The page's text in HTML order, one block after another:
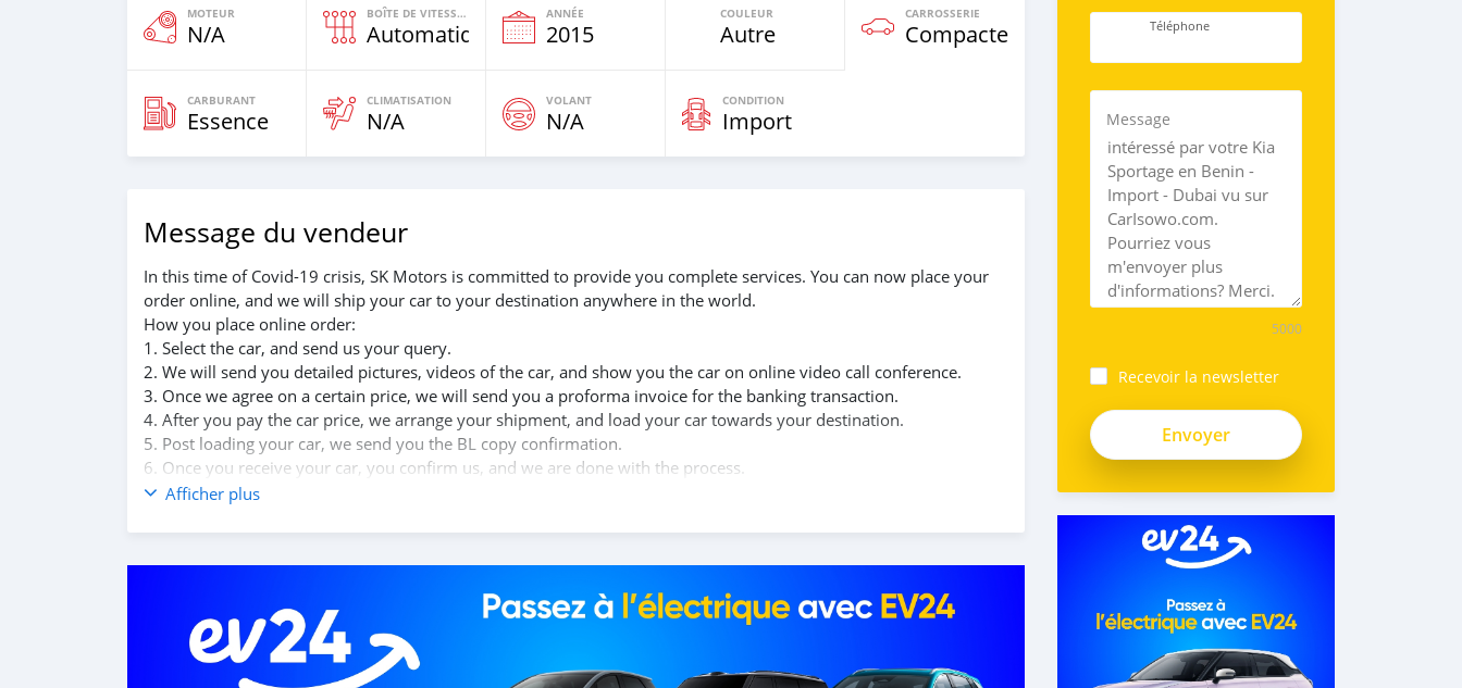
MOTEUR
N/A
BOÎTE DE VITESSES
Automatique
ANNÉE
2015
COULEUR
Autre
CARROSSERIE
Compacte
CARBURANT
Essence
CLIMATISATION
N/A
VOLANT
N/A
CONDITION
Import
Message du vendeur
In this time of Covid-19 crisis, SK Motors is committed to provide you complete services. You can now place your
order online, and we will ship your car to your destination anywhere in the world.
How you place online order:
1. Select the car, and send us your query.
2. We will send you detailed pictures, videos of the car, and show you the car on online video call conference.
3. Once we agree on a certain price, we will send you a proforma invoice for the banking transaction.
4. After you pay the car price, we arrange your shipment, and load your car towards your destination.
5. Post loading your car, we send you the BL copy confirmation.
6. Once you receive your car, you confirm us, and we are done with the process.
We are taking these steps to ensure that our clients do not have to Travel. And please note, SK Motors is one of the
We are always here, to help you, and guide you towards the best car
Afficher plus
Téléphone
Message
5000
Recevoir la newsletter